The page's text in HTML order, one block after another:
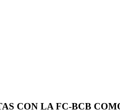
CON LA FC-BCB